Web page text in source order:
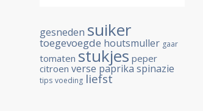
gesneden suiker
toegevoegde houtsmuller gaar
tomaten stukjes peper
citroen verse paprika spinazie
tips voeding liefst